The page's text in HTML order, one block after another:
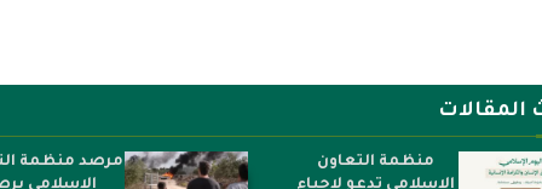
المقالات
منظمة التعاون
الإسلامي تدعو لإحياء
مرصد منظمة
الإسلامي